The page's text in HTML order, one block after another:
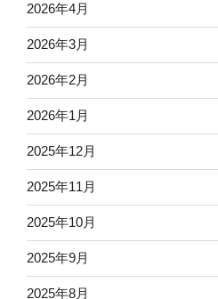
2026年4月
2026年3月
2026年2月
2026年1月
2025年12月
2025年11月
2025年10月
2025年9月
2025年8月